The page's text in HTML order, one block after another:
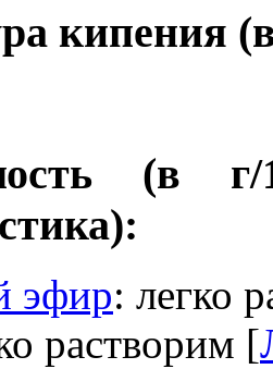
кипения
(в
эфир: легко
растворим [